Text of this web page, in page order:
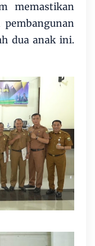
memastikan
dua anak ini.